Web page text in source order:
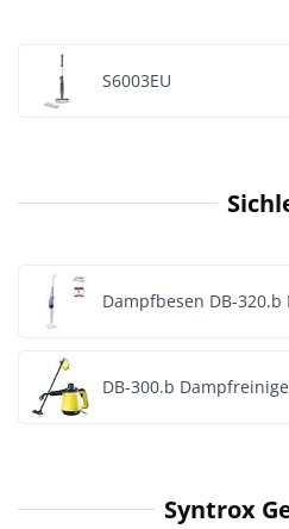
S6003EU
Dampfbesen DB-320.b
DB-300.b
Syntrox